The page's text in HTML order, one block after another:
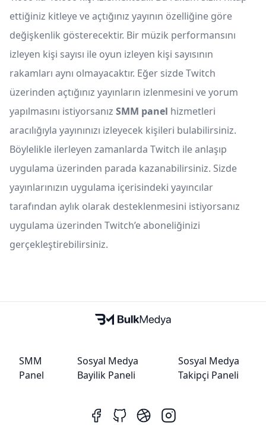
ettiğiniz kitleye ve açtığınız yayının özelliğine göre
değişkenlik gösterecektir. Bir müzik performansını
izleyen kişi sayısı ile oyun izleyen kişi sayısının
rakamları aynı olmayacaktır. Eğer sizde Twitch
üzerinden açtığınız yayınların izlenmesini ve yorum
yapılmasını istiyorsanız SMM panel hizmetleri
aracılığıyla yayınınızı izleyecek kişileri bulabilirsiniz.
Böylelikle ilerleyen zamanlarda Twitch ile anlaşıp
uygulama üzerinden parada kazanabilirsiniz. Sizde
yayınlarınızın uygulama içerisindeki yayıncılar
tarafından aylık olarak desteklenmesini istiyorsanız
uygulama üzerinden Twitch’e aboneliğinizi
gerçekleştirebilirsiniz.
SMM
Panel
Sosyal Medya
Bayilik Paneli
Sosyal Medya
Takipçi Paneli